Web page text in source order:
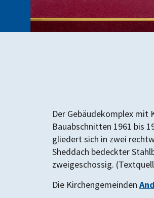
Der Gebäudekomplex mit
Bauabschnitten 1961 bis
gliedert sich in zwei
Sheddach bedeckter
zweigeschossig.
Die Kirchengemeinden